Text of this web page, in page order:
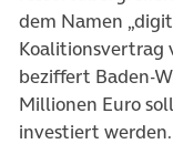
dem Namen
Koalitionsvertrag
beziffert Baden-
Millionen Euro
investiert